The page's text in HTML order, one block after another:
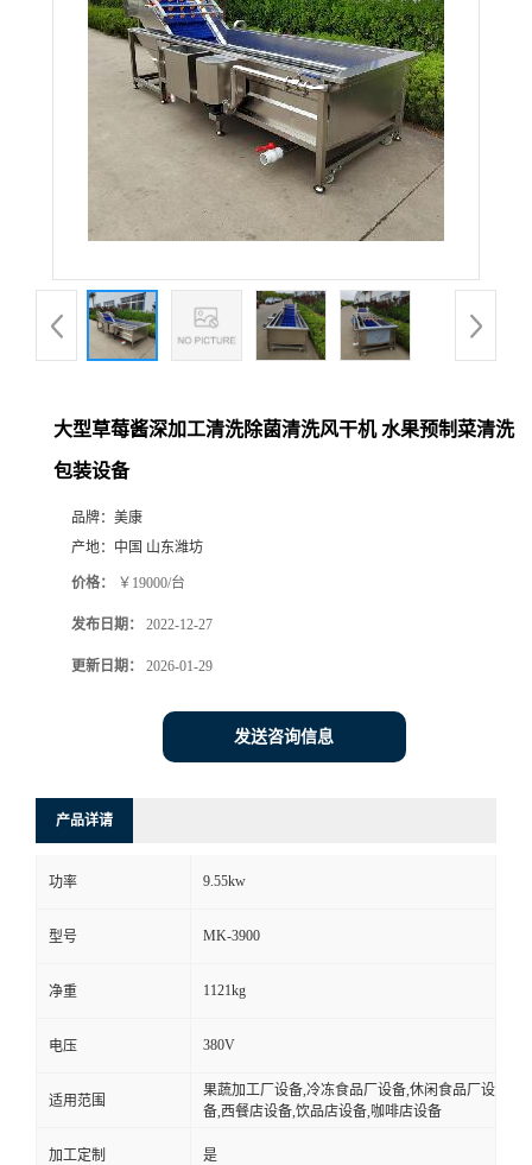
大型草莓酱深加工清洗除菌清洗风干机 水果预制菜清洗
包装设备
品牌： 美康
产地： 中国 山东潍坊
价格： ￥19000/台
发布日期： 2022-12-27
更新日期： 2026-01-29
发送咨询信息
产品详请
功率 9.55kw
型号 MK-3900
净重 1121kg
电压 380V
适用范围
果蔬加工厂设备,冷冻食品厂设备,休闲食品厂设
备,西餐店设备,饮品店设备,咖啡店设备
加工定制 是